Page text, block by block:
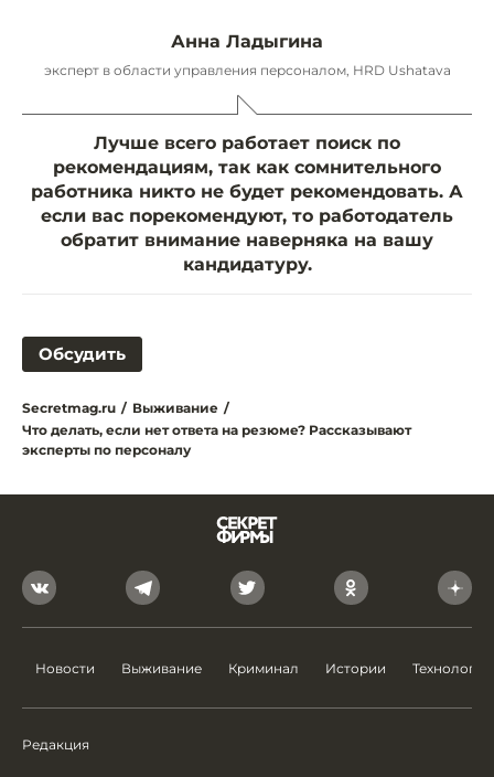
Анна Ладыгина
эксперт в области управления персоналом, HRD Ushatava
Лучше всего работает поиск по
рекомендациям, так как сомнительного
работника никто не будет рекомендовать. А
если вас порекомендуют, то работодатель
обратит внимание наверняка на вашу
кандидатуру.
Обсудить
Secretmag.ru / Выживание /
Что делать, если нет ответа на резюме? Рассказывают
эксперты по персоналу
Новости Выживание Криминал Истории Технологии
Редакция